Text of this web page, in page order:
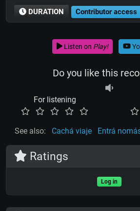
DURATION Contributor access
Listen on Play!
Do you like this
For listening
See also: Cachá viaje Entrá
Ratings
Log in